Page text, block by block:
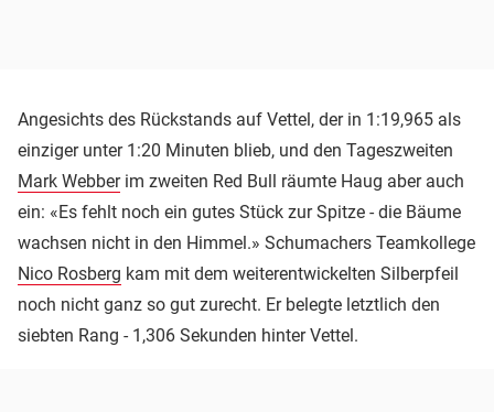
Angesichts des Rückstands auf Vettel, der in 1:19,965 als
einziger unter 1:20 Minuten blieb, und den Tageszweiten
Mark Webberim zweiten Red Bull räumte Haug aber auch
ein: «Es fehlt noch ein gutes Stück zur Spitze - die Bäume
wachsen nicht in den Himmel.» Schumachers Teamkollege
Nico Rosberg kam mit dem weiterentwickelten Silberpfeil
noch nicht ganz so gut zurecht. Er belegte letztlich den
siebten Rang - 1,306 Sekunden hinter Vettel.